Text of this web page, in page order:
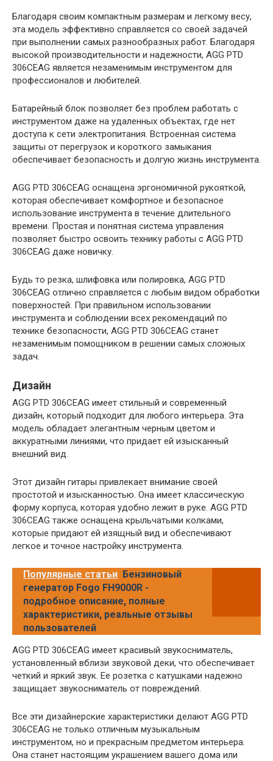
Благодаря своим компактным размерам и легкому весу,
эта модель эффективно справляется со своей задачей
при выполнении самых разнообразных работ. Благодаря
высокой производительности и надежности, AGG PTD
306CEAG является незаменимым инструментом для
профессионалов и любителей.
Батарейный блок позволяет без проблем работать с
инструментом даже на удаленных объектах, где нет
доступа к сети электропитания. Встроенная система
защиты от перегрузок и короткого замыкания
обеспечивает безопасность и долгую жизнь инструмента.
AGG PTD 306CEAG оснащена эргономичной рукояткой,
которая обеспечивает комфортное и безопасное
использование инструмента в течение длительного
времени. Простая и понятная система управления
позволяет быстро освоить технику работы с AGG PTD
306CEAG даже новичку.
Будь то резка, шлифовка или полировка, AGG PTD
306CEAG отлично справляется с любым видом обработки
поверхностей. При правильном использовании
инструмента и соблюдении всех рекомендаций по
технике безопасности, AGG PTD 306CEAG станет
незаменимым помощником в решении самых сложных
задач.
Дизайн
AGG PTD 306CEAG имеет стильный и современный
дизайн, который подходит для любого интерьера. Эта
модель обладает элегантным черным цветом и
аккуратными линиями, что придает ей изысканный
внешний вид.
Этот дизайн гитары привлекает внимание своей
простотой и изысканностью. Она имеет классическую
форму корпуса, которая удобно лежит в руке. AGG PTD
306CEAG также оснащена крыльчатыми колками,
которые придают ей изящный вид и обеспечивают
легкое и точное настройку инструмента.
Популярные статьи Бензиновый
генератор Fogo FH9000R -
подробное описание, полные
характеристики, реальные отзывы
пользователей
AGG PTD 306CEAG имеет красивый звукосниматель,
установленный вблизи звуковой деки, что обеспечивает
четкий и яркий звук. Ее розетка с катушками надежно
защищает звукосниматель от повреждений.
Все эти дизайнерские характеристики делают AGG PTD
306CEAG не только отличным музыкальным
инструментом, но и прекрасным предметом интерьера.
Она станет настоящим украшением вашего дома или